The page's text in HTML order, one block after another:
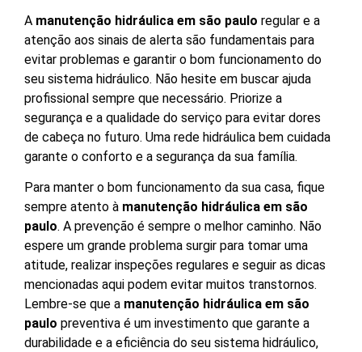
A manutenção hidráulica em são paulo regular e a
atenção aos sinais de alerta são fundamentais para
evitar problemas e garantir o bom funcionamento do
seu sistema hidráulico. Não hesite em buscar ajuda
profissional sempre que necessário. Priorize a
segurança e a qualidade do serviço para evitar dores
de cabeça no futuro. Uma rede hidráulica bem cuidada
garante o conforto e a segurança da sua família.
Para manter o bom funcionamento da sua casa, fique
sempre atento à manutenção hidráulica em são
paulo. A prevenção é sempre o melhor caminho. Não
espere um grande problema surgir para tomar uma
atitude, realizar inspeções regulares e seguir as dicas
mencionadas aqui podem evitar muitos transtornos.
Lembre-se que a manutenção hidráulica em são
paulo preventiva é um investimento que garante a
durabilidade e a eficiência do seu sistema hidráulico,